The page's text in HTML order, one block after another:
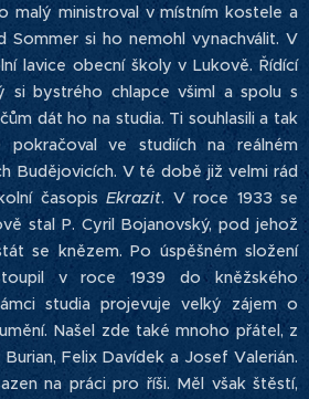
malý ministroval v místním kostele a
Sommer si ho nemohl vynachválit. V
lavice obecní školy v Lukově. Řídící
si bystrého chlapce všiml a spolu s
dát ho na studia. Ti souhlasili a tak
ve studiích na reálném
Budějovicích. V té době již velmi rád
časopis Ekrazit. V roce 1933 se
stal P. Cyril Bojanovský, pod jehož
se knězem. Po úspěšném složení
v roce 1939 do kněžského
studia projevuje velký zájem o
Našel zde také mnoho přátel, z
Felix Davídek a Josef Valerián.
na práci pro říši. Měl však štěstí,